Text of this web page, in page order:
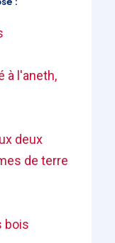
à l'aneth,
deux
de terre
bois